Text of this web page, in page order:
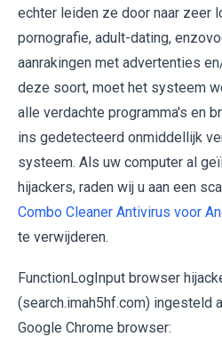
echter leiden ze door naar zeer
pornografie, adult-dating,
aanrakingen met advertenties
deze soort, moet het systeem
alle verdachte programma's en
ins gedetecteerd onmiddellijk
systeem. Als uw computer al
hijackers, raden wij u aan een
Combo Cleaner Antivirus voor
te verwijderen.
FunctionLogInput browser
(search.imah5hf.com) ingesteld
Google Chrome browser: